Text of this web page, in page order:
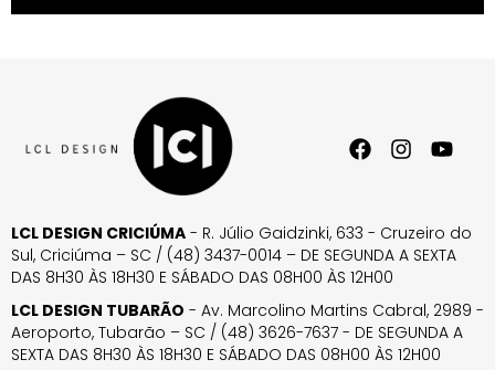
LCL DESIGN CRICIÚMA - R. Júlio Gaidzinki, 633 - Cruzeiro do
Sul, Criciúma – SC / (48) 3437-0014 – DE SEGUNDA A SEXTA
DAS 8H30 ÀS 18H30 E SÁBADO DAS 08H00 ÀS 12H00
LCL DESIGN TUBARÃO - Av. Marcolino Martins Cabral, 2989 -
Aeroporto, Tubarão – SC / (48) 3626-7637 - DE SEGUNDA A
SEXTA DAS 8H30 ÀS 18H30 E SÁBADO DAS 08H00 ÀS 12H00